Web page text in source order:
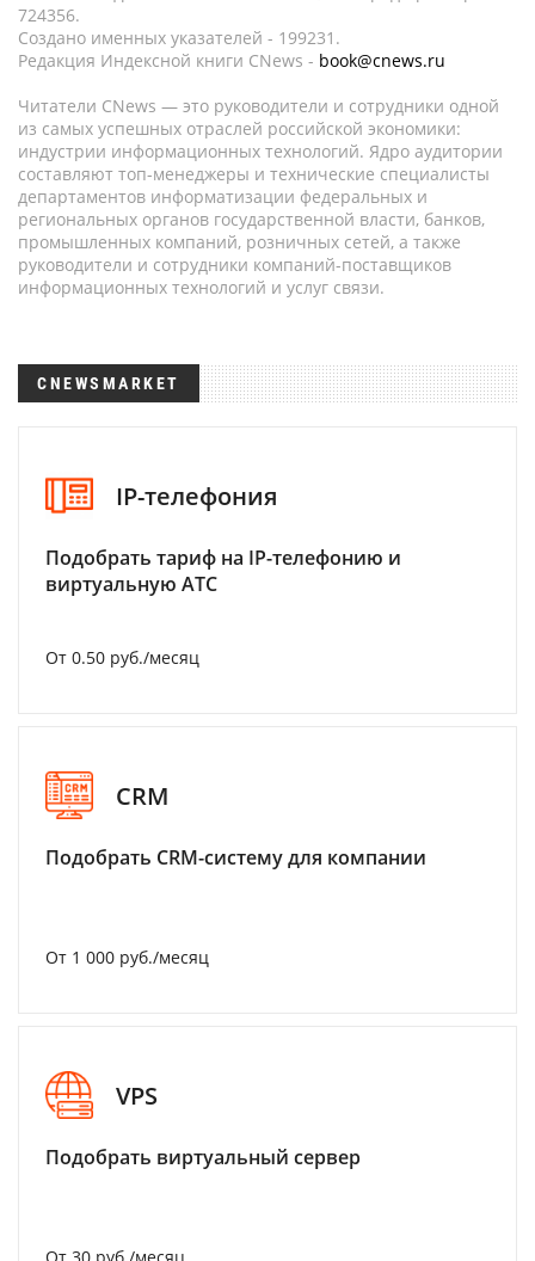
724356.
Создано именных указателей - 199231.
Редакция Индексной книги CNews - book@cnews.ru
Читатели CNews — это руководители и сотрудники одной
из самых успешных отраслей российской экономики:
индустрии информационных технологий. Ядро аудитории
составляют топ-менеджеры и технические специалисты
департаментов информатизации федеральных и
региональных органов государственной власти, банков,
промышленных компаний, розничных сетей, а также
руководители и сотрудники компаний-поставщиков
информационных технологий и услуг связи.
CNEWSMARKET
IP-телефония
Подобрать тариф на IP-телефонию и
виртуальную АТС
От 0.50 руб./месяц
CRM
Подобрать CRM-систему для компании
От 1 000 руб./месяц
VPS
Подобрать виртуальный сервер